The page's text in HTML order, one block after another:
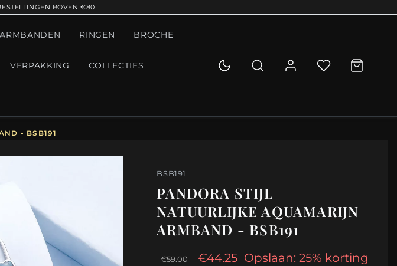
BOVEN €80
ARMBANDEN RINGEN BROCHE
VERPAKKING COLLECTIES
- BSB191
BSB191
PANDORA STIJL
NATUURLIJKE AQUAMARIJN
ARMBAND - BSB191
€59.00 €44.25 Opslaan: 25% korting